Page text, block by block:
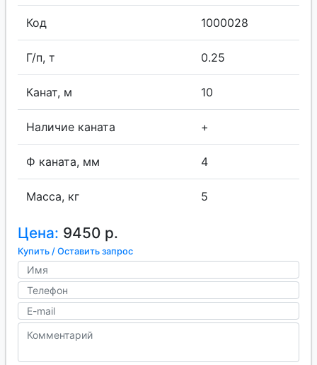
Код 1000028
Г/п, т 0.25
Канат, м 10
Наличие каната +
Ф каната, мм 4
Масса, кг 5
Цена: 9450 р.
Купить / Оставить запрос